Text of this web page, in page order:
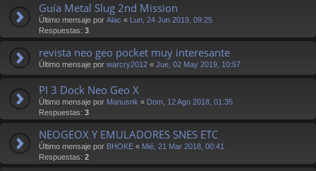
Guía Metal Slug 2nd Mission
Último mensaje por Alac « Lun, 24 Jun 2019, 09:25
Respuestas: 3
revista neo geo pocket muy interesante
Último mensaje por warcry2012 « Jue, 02 May 2019, 10:57
PI 3 Dock Neo Geo X
Último mensaje por Manusnk « Dom, 12 Ago 2018, 01:35
Respuestas: 3
NEOGEOX Y EMULADORES SNES ETC
Último mensaje por BHOKE « Mié, 21 Mar 2018, 00:41
Respuestas: 2